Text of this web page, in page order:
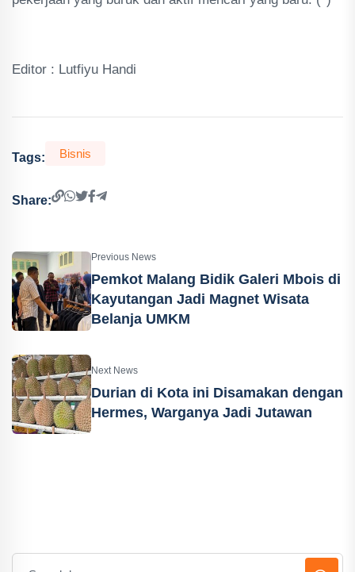
Editor : Lutfiyu Handi
Tags: Bisnis
Share:
Previous News
Pemkot Malang Bidik Galeri Mbois di
Kayutangan Jadi Magnet Wisata
Belanja UMKM
Next News
Durian di Kota ini Disamakan dengan
Hermes, Warganya Jadi Jutawan